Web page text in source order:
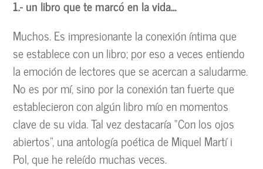
1.- un libro que te marcó en la vida…
Muchos. Es impresionante la conexión íntima que
se establece con un libro; por eso a veces entiendo
la emoción de lectores que se acercan a saludarme.
No es por mí, sino por la conexión tan fuerte que
establecieron con algún libro mío en momentos
clave de su vida. Tal vez destacaría “Con los ojos
abiertos”, una antología poética de Miquel Martí i
Pol, que he releído muchas veces.